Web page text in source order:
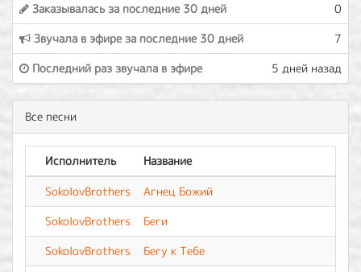
Заказывалась за последние 30 дней
0
Звучала в эфире за последние 30 дней
7
Последний раз звучала в эфире
5 дней назад
Все песни
Исполнитель Название
SokolovBrothers
Агнец Божий
SokolovBrothers
Беги
SokolovBrothers
Бегу к Тебе